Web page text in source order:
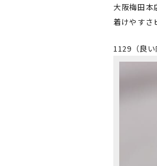
大阪梅田本
着けやすさ
1129（良